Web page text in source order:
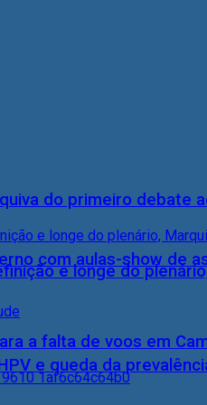
com aulas-show de
e queda da
do primeiro debate
e longe do
a falta de voos em